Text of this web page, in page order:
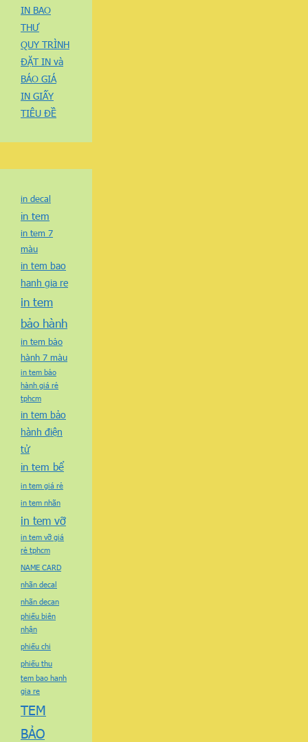
IN BAO
THƯ
QUY TRÌNH
ĐẶT IN và
BÁO GIÁ
IN GIẤY
TIÊU ĐỀ
in decal
in tem
in tem 7
màu
in tem bao
hanh gia re
in tem
bảo hành
in tem bảo
hành 7 màu
in tem bảo
hành giá rẻ
tphcm
in tem bảo
hành điện
tử
in tem bể
in tem giá rẻ
in tem nhãn
in tem vỡ
in tem vỡ giá
rẻ tphcm
NAME CARD
nhãn decal
nhãn decan
phiếu biên
nhận
phiếu chi
phiếu thu
tem bao hanh
gia re
TEM
BẢO